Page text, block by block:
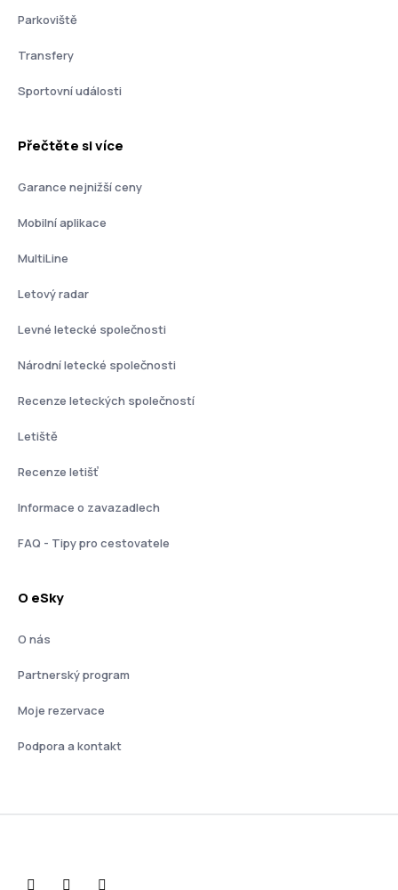
Parkoviště
Transfery
Sportovní události
Přečtěte si více
Garance nejnižší ceny
Mobilní aplikace
MultiLine
Letový radar
Levné letecké společnosti
Národní letecké společnosti
Recenze leteckých společností
Letiště
Recenze letišť
Informace o zavazadlech
FAQ - Tipy pro cestovatele
O eSky
O nás
Partnerský program
Moje rezervace
Podpora a kontakt